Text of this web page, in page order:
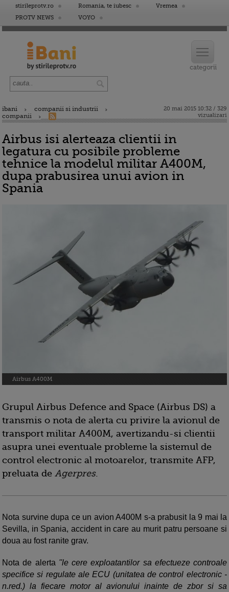
stirileprotv.ro Romania, te iubesc
Vremea
PROTV NEWS
VOYO
ibani
companii si industrii
companii
20 mai 2015 10:32 / 329
vizualizari
Airbus isi alerteaza clientii in
legatura cu posibile probleme
tehnice la modelul militar A400M,
dupa prabusirea unui avion in
Spania
Airbus A400M
Grupul Airbus Defence and Space (Airbus DS) a
transmis o nota de alerta cu privire la avionul de
transport militar A400M, avertizandu-si clientii
asupra unei eventuale probleme la sistemul de
control electronic al motoarelor, transmite AFP,
preluata de Agerpres.
Nota survine dupa ce un avion A400M s-a prabusit la 9 mai la
Sevilla, in Spania, accident in care au murit patru persoane si
doua au fost ranite grav.
Nota de alerta ''le cere exploatantilor sa efectueze controale
specifice si regulate ale ECU (unitatea de control electronic -
n.red.) la fiecare motor al avionului inainte de zbor si sa